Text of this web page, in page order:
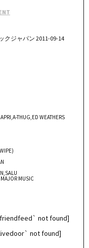
クジャパン 2011-09-14
THUG,ED WEATHERS
MUSIC
not found]
not found]